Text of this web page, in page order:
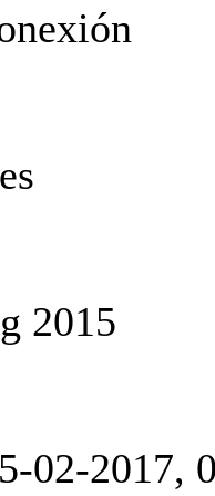
2015
02-2017,